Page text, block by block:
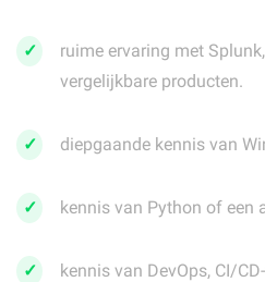
ruime ervaring met
vergelijkbare producten.
diepgaande kennis van
kennis van Python of een
kennis van DevOps, CI/